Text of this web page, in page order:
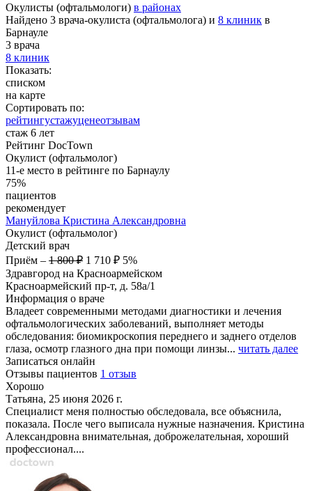
Окулисты (офтальмологи) в районах
Найдено 3 врача-окулиста (офтальмолога) и 8 клиник в
Барнауле
3 врача
8 клиник
Показать:
списком
на карте
Сортировать по:
рейтингустажуценеотзывам
стаж 6 лет
Рейтинг DocTown
Окулист (офтальмолог)
11-е место в рейтинге по Барнаулу
75%
пациентов
рекомендует
Мануйлова Кристина Александровна
Окулист (офтальмолог)
Детский врач
Приём – 1 800 ₽ 1 710 ₽ 5%
Здравгород на Красноармейском
Красноармейский пр-т, д. 58а/1
Информация о враче
Владеет современными методами диагностики и лечения
офтальмологических заболеваний, выполняет методы
обследования: биомикроскопия переднего и заднего отделов
глаза, осмотр глазного дна при помощи линзы... читать далее
Записаться онлайн
Отзывы пациентов 1 отзыв
Хорошо
Татьяна, 25 июня 2026 г.
Специалист меня полностью обследовала, все объяснила,
показала. После чего выписала нужные назначения. Кристина
Александровна внимательная, доброжелательная, хороший
профессионал....